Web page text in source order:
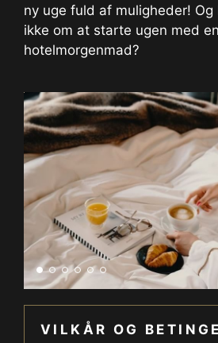
ny uge fuld af muligheder!
ikke om at starte ugen med
hotelmorgenmad?
VILKÅR OG